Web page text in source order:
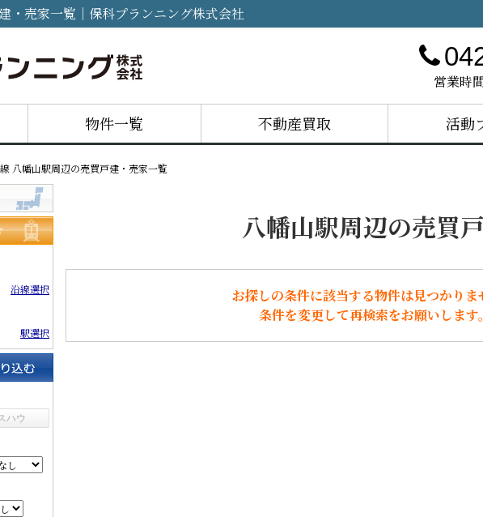
・売家一覧｜保科プランニング株式会社
営業時
物件一覧 不動産買取 活動
八幡山駅周辺の売買戸建・売家一覧
沿線選択
駅選択
ハウ
八幡山駅周辺の売買
お探しの条件に該当する物件は見つかりま
条件を変更して再検索をお願いします。